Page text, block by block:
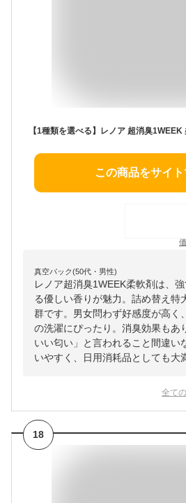
この商品をサイ
真空パック(50代・男性)
レノア超消臭1WEEK柔軟剤は、
る優しい香りが魅力。詰め替え特
群です。男女問わず好感度が高く
の洗濯にぴったり。消臭効果もあ
いい匂い」と言われること間違い
いやすく、日用消耗品としても大
全て
18